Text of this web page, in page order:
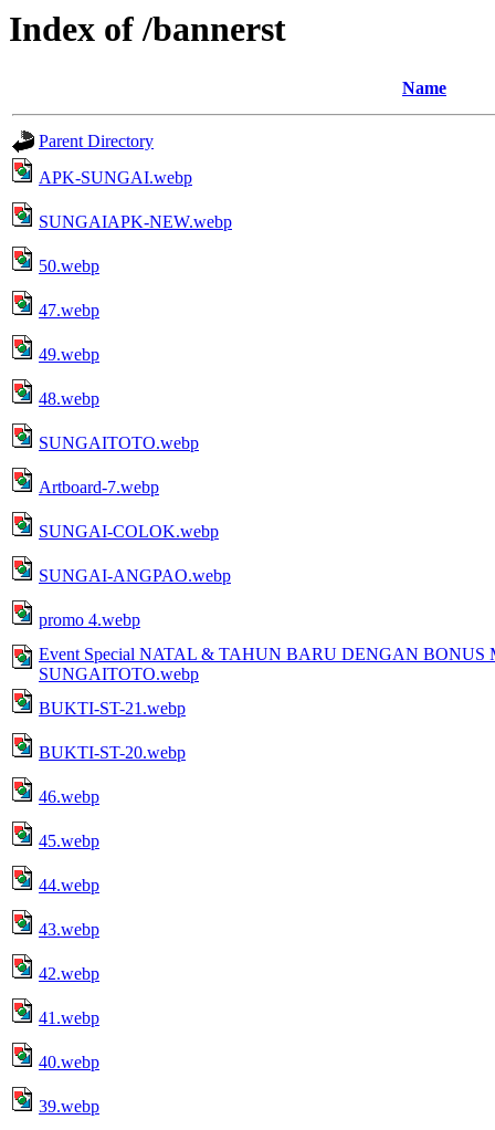
Index of /bannerst
Name
Parent Directory
APK-SUNGAI.webp
SUNGAIAPK-NEW.webp
50.webp
47.webp
49.webp
48.webp
SUNGAITOTO.webp
Artboard-7.webp
SUNGAI-COLOK.webp
SUNGAI-ANGPAO.webp
promo 4.webp
Event Special NATAL & TAHUN BARU DENGAN
SUNGAITOTO.webp
BUKTI-ST-21.webp
BUKTI-ST-20.webp
46.webp
45.webp
44.webp
43.webp
42.webp
41.webp
40.webp
39.webp